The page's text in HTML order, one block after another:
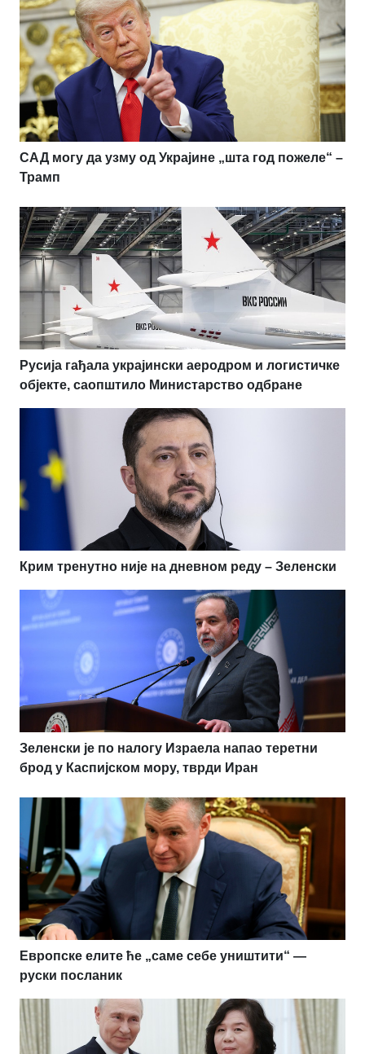
САД могу да узму од Украјине „шта год пожеле“ –
Трамп
Русија гађала украјински аеродром и логистичке
објекте, саопштило Министарство одбране
Крим тренутно није на дневном реду – Зеленски
Зеленски је по налогу Израела напао теретни
брод у Каспијском мору, тврди Иран
Европске елите ће „саме себе уништити“ —
руски посланик